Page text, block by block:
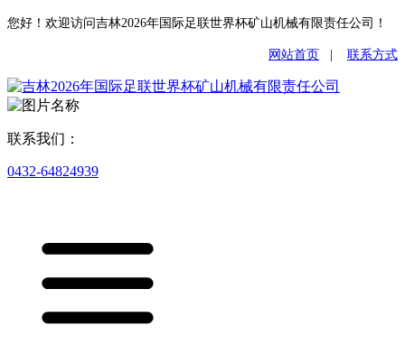
您好！欢迎访问吉林2026年国际足联世界杯矿山机械有限责任公司！
网站首页 联系方式
联系我们：
0432-64824939